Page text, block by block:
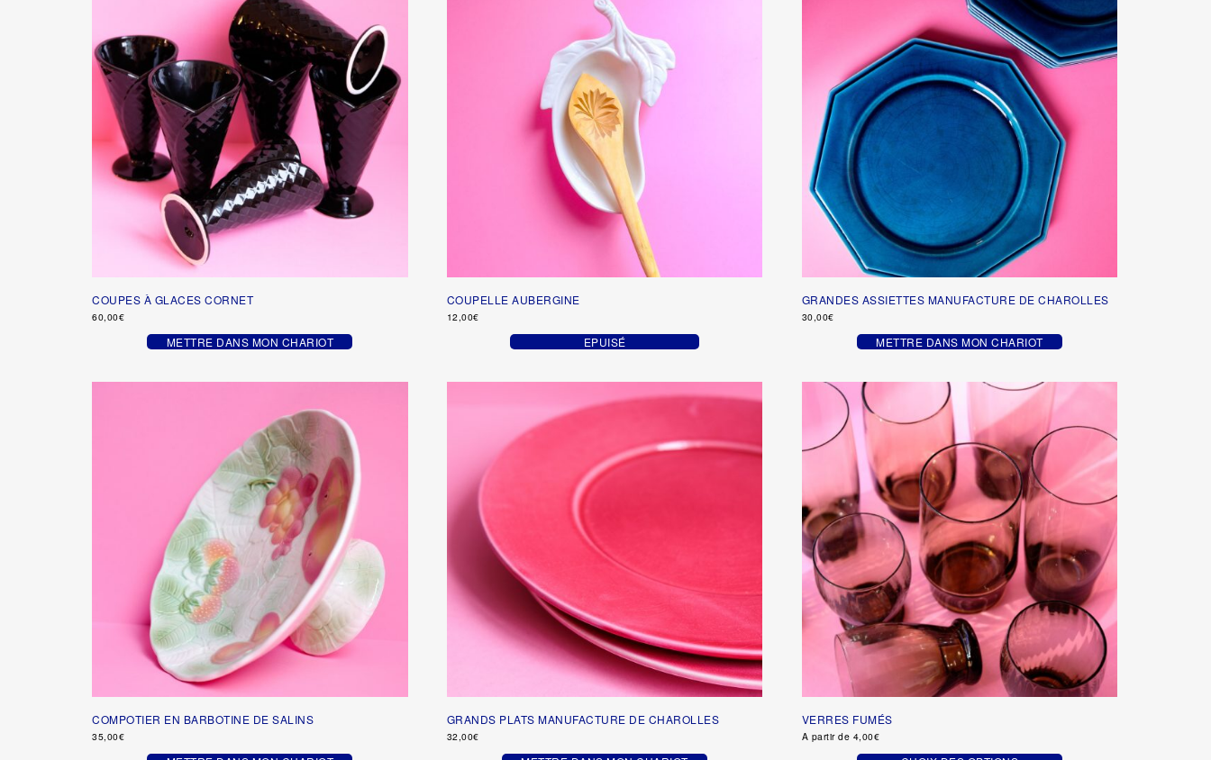
COUPES À GLACES CORNET
60,00€
METTRE DANS MON CHARIOT
COUPELLE AUBERGINE
12,00€
EPUISÉ
GRANDES ASSIETTES MANUFACTURE DE CHAROLLES
30,00€
METTRE DANS MON CHARIOT
COMPOTIER EN BARBOTINE DE SALINS
35,00€
GRANDS PLATS MANUFACTURE DE CHAROLLES
32,00€
VERRES FUMÉS
A partir de 4,00€